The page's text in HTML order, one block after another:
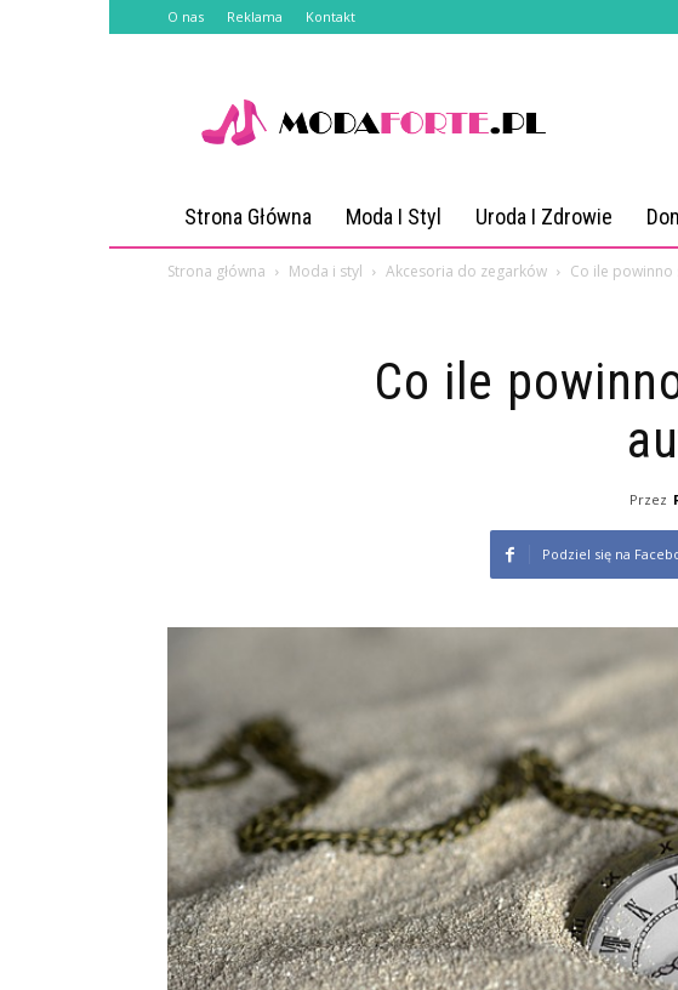
O nas Reklama Kontakt
Strona Główna Moda I Styl Uroda I Zdrowie
Strona główna Moda i styl Akcesoria do zegarków Co ile
Co ile
Przez
Podziel się na